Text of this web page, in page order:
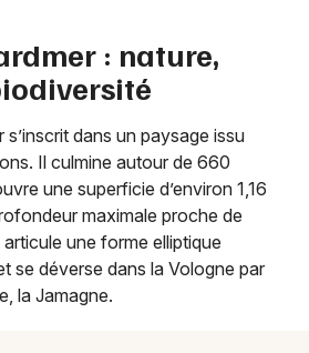
Je m'abonne
: nature,
s’inscrit dans un paysage issu
Il culmine autour de 660
une superficie d’environ 1,16
maximale proche de
une forme elliptique
se déverse dans la Vologne par
la Jamagne.